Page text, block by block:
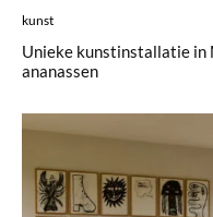
kunst
Unieke kunstinstallatie in
ananassen